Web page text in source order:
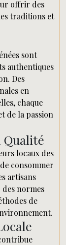
offrir des
traditions et
sont
authentiques
Des
en
chaque
de la passion
Qualité
locaux des
consommer
artisans
normes
de